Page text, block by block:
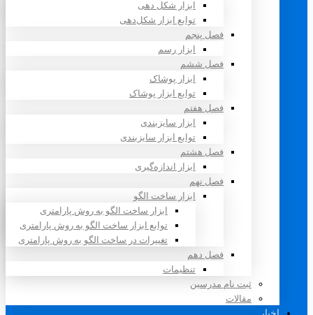
ابزار شکل دهی
توابع ابزار شکل‌دهی
فصل پنجم
ابزار رسم
فصل ششم
ابزار پوشاک
توابع ابزار پوشاک
فصل هفتم
ابزار سایزبندی
توابع ابزار سایزبندی
فصل هشتم
ابزار اندازه‌گیری
فصل نهم
ابزار ساخت الگو
ابزار ساخت الگو به روش پارامتری
توابع ابزار ساخت الگو به روش پارامتری
تغییرات در ساخت الگو به روش پارامتری
فصل دهم
تنظیمات
ثبت نام مدرسین
مقالات